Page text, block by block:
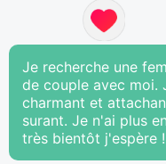
Je recherche une
de couple avec moi.
charmant et
surant. Je n'ai plus
très bientôt j'espère !